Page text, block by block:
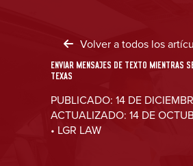
Volver a todos los
ENVIAR MENSAJES DE TEXTO MIENTRAS
TEXAS
PUBLICADO: 14 DE
ACTUALIZADO: 14 DE
• LGR LAW